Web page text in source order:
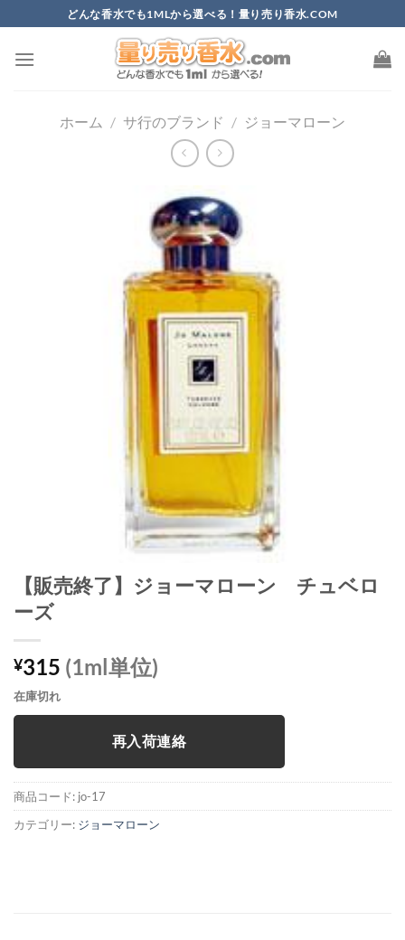
to
content
どんな香水でも1MLから選べる！量り売り香水.COM
ホーム / サ行のブランド / ジョーマローン
【販売終了】ジョーマローン チュベロ
ーズ
¥315 (1ml単位)
在庫切れ
再入荷連絡
商品コード: jo-17
カテゴリー: ジョーマローン